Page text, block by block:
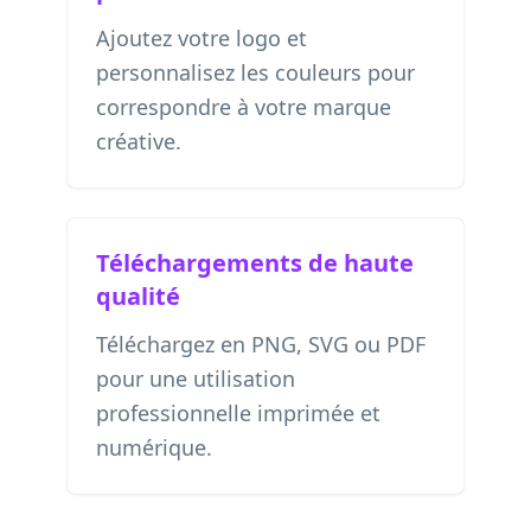
Ajoutez votre logo et
personnalisez les couleurs pour
correspondre à votre marque
créative.
Téléchargements de haute
qualité
Téléchargez en PNG, SVG ou PDF
pour une utilisation
professionnelle imprimée et
numérique.